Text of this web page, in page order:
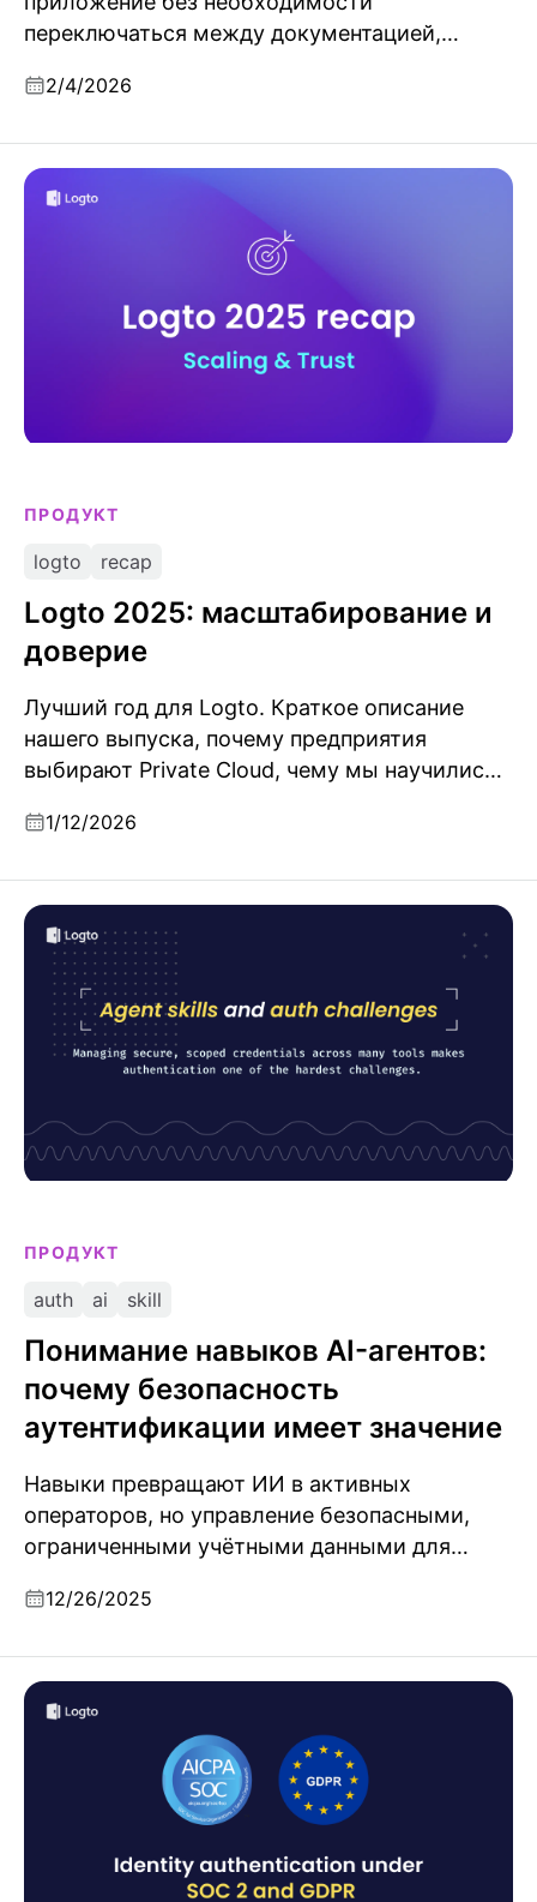
переключаться между документацией,
2/4/2026
ПРОДУКТ
logto recap
Logto 2025: масштабирование и
доверие
Лучший год для Logto. Краткое описание
нашего выпуска, почему предприятия
выбирают Private Cloud, чему мы научились
году.
1/12/2026
Logto 2025: масштабирование и доверие
ПРОДУКТ
auth ai skill
Понимание навыков AI-агентов:
почему безопасность
аутентификации имеет значение
Навыки превращают ИИ в активных
операторов, но управление безопасными,
ограниченными учётными данными для
аутентификацию одной из самых сложных
12/26/2025
Понимание навыков AI-агентов: почему
безопасность аутентификации имеет значение
Привратники соответствия: анализ
аутентификации личности в рамках SOC 2 и GDPR